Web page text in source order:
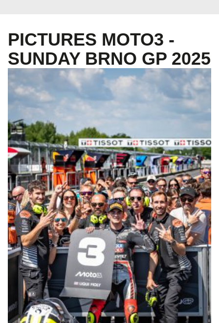
PICTURES MOTO3 -
SUNDAY BRNO GP 2025